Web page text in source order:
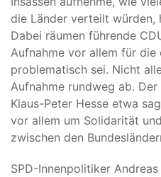
die Länder verteilt würden,
Dabei räumen führende
Aufnahme vor allem für die
problematisch sei. Nicht
Aufnahme rundweg ab.
Klaus-Peter Hesse etwa
vor allem um Solidarität
zwischen den
SPD-Innenpolitiker